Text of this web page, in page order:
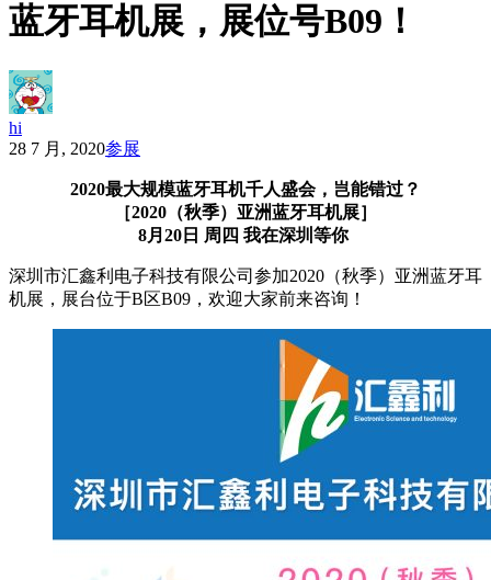
蓝牙耳机展，展位号B09！
hi
28 7 月, 2020参展
2020最大规模蓝牙耳机千人盛会，岂能错过？
［2020（秋季）亚洲蓝牙耳机展］
8月20日 周四 我在深圳等你
深圳市汇鑫利电子科技有限公司参加2020（秋季）亚洲蓝牙耳
机展，展台位于B区B09，欢迎大家前来咨询！